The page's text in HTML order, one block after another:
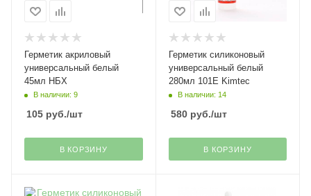
Герметик акриловый
универсальный белый
45мл НБХ
В наличии: 9
105 руб./шт
В КОРЗИНУ
Герметик силиконовый
универсальный белый
280мл 101Е Kimtec
В наличии: 14
580руб./шт
В КОРЗИНУ